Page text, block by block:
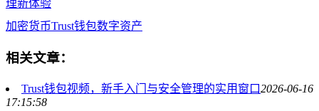
理新体验
加密货币Trust钱包数字资产
相关文章：
Trust钱包视频，新手入门与安全管理的实用窗口2026-06-16
17:15:58